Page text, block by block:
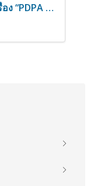
สัมมนาภาควิชาประจำปี 2568 เรื่อง “PDPA กับการจัดการข้อมูลสุขภาพในฝ่ายโสต ศอ นาสิกวิทยา” และกิจกรรมรับน้องแพทย์ประจำบ้าน ปีการศึกษา 2568 – ส่งพี่ ปีการศึกษา 2567